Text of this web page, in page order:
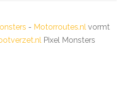
- Motorroutes.nl vormt
Pixel Monsters